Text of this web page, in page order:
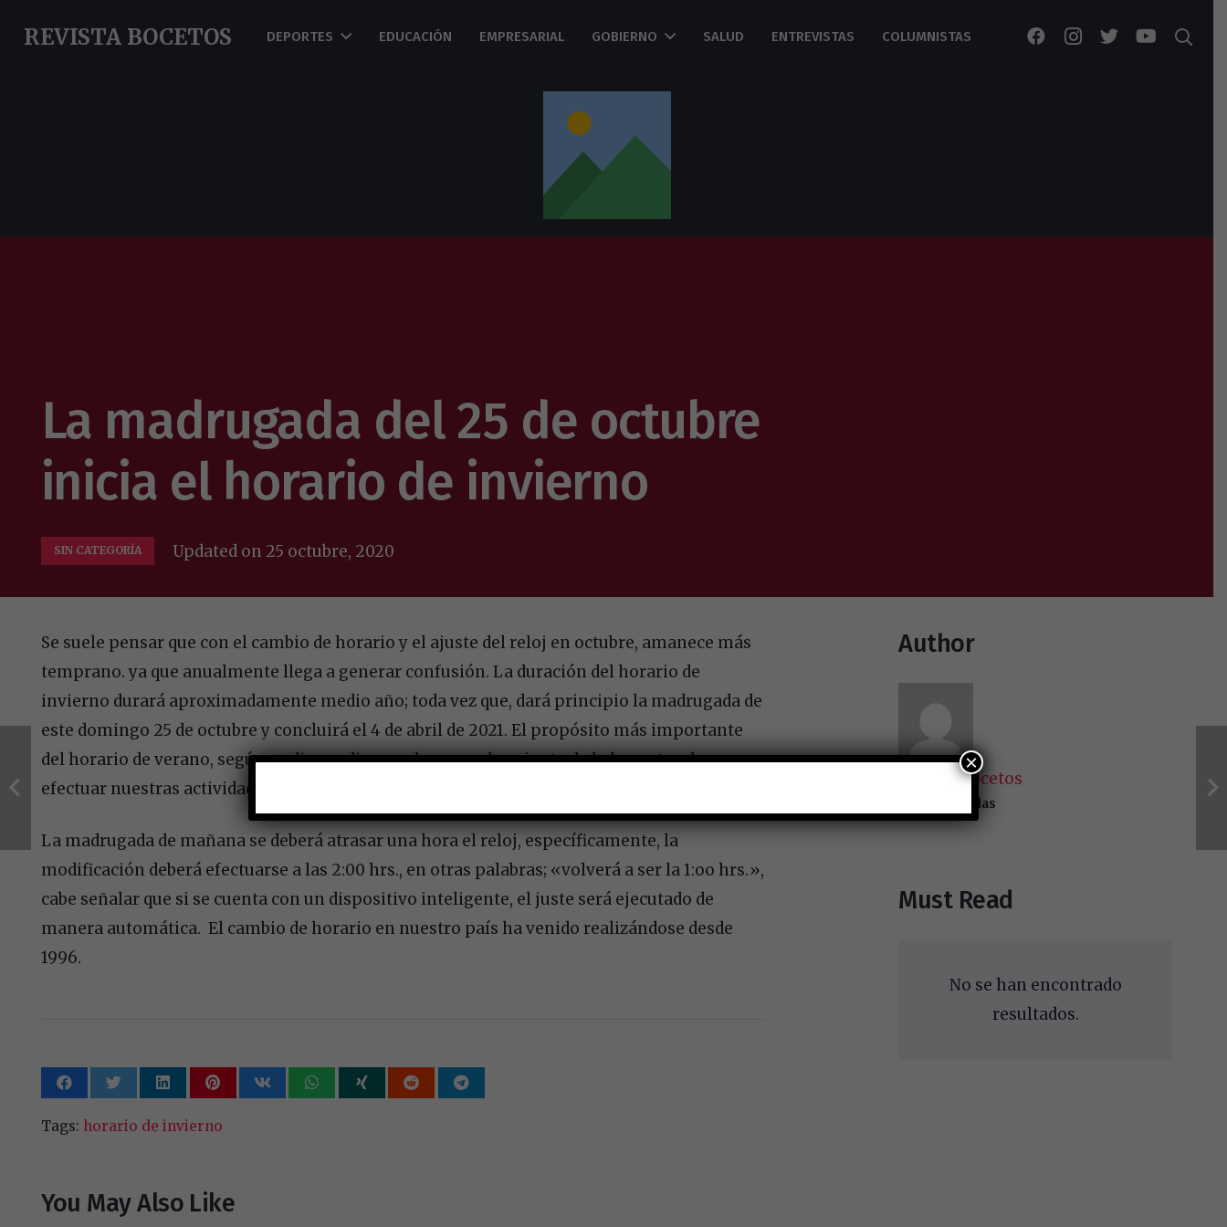
REVISTA BOCETOS DEPORTES EDUCACIÓN EMPRESARIAL GOBIERNO SALUD ENTREVISTAS COLUMNISTAS
La madrugada del 25 de octubre
inicia el horario de invierno
SIN CATEGORÍA Updated on 25 octubre, 2020
Se suele pensar que con el cambio de horario y el ajuste del reloj en octubre, amanece más
temprano. ya que anualmente llega a generar confusión. La duración del horario de
invierno durará aproximadamente medio año; toda vez que, dará principio la madrugada de
este domingo 25 de octubre y concluirá el 4 de abril de 2021. El propósito más importante
del horario de verano, según se dice, radica en el aprovechamiento de la luz natural para
efectuar nuestras actividades.
La madrugada de mañana se deberá atrasar una hora el reloj, específicamente, la
modificación deberá efectuarse a las 2:00 hrs., en otras palabras; «volverá a ser la 1:oo hrs.»,
cabe señalar que si se cuenta con un dispositivo inteligente, el juste será ejecutado de
manera automática. El cambio de horario en nuestro país ha venido realizándose desde
1996.
Tags: horario de invierno
You May Also Like
Author
Revista Bocetos
30103 entradas
Must Read
No se han encontrado
resultados.
×